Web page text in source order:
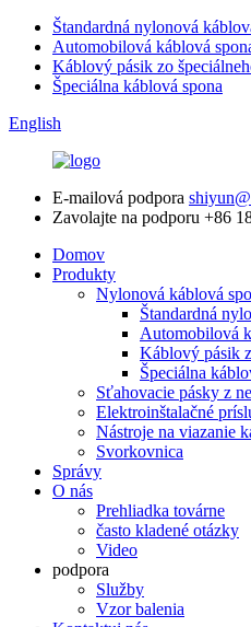
Štandardná nylonová
Automobilová káblová
Káblový pásik zo
Špeciálna káblová spona
English
E-mailová podpora
Zavolajte na podporu +86
Domov
Produkty
Nylonová káblová
Štandardná
Automobilová
Káblový pásik
Špeciálna
Sťahovacie pásky z
Elektroinštalačné
Nástroje na viazanie
Svorkovnica
Správy
O nás
Prehliadka továrne
často kladené otázky
Video
podpora
Služby
Vzor balenia